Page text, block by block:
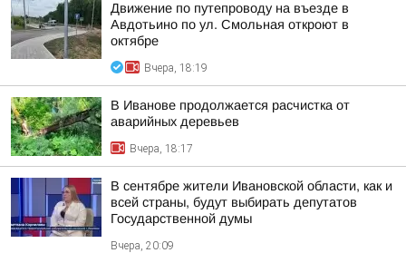
Движение по путепроводу на въезде в
Авдотьино по ул. Смольная откроют в
октябре
Вчера, 18:19
В Иванове продолжается расчистка от
аварийных деревьев
Вчера, 18:17
В сентябре жители Ивановской области, как и
всей страны, будут выбирать депутатов
Государственной думы
Вчера, 20:09